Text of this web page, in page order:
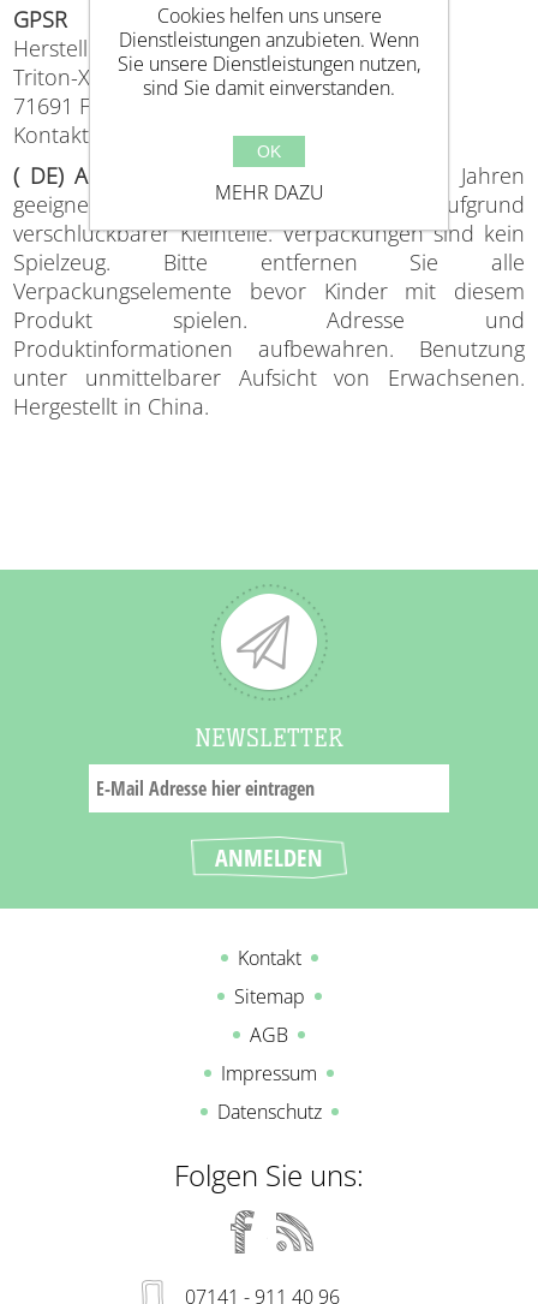
GPSR
Hersteller (EU verantwortlich)
Triton-X, Planckstr. 5,
71691 Freiberg
Kontakt: info@triton-x.de
( DE) Achtung
Nicht für Kinder unter drei Jahren
geeignet. Erstickungsgefahr aufgrund
verschluckbarer Kleinteile. Verpackungen sind kein
Spielzeug. Bitte entfernen Sie alle
Verpackungselemente bevor Kinder mit diesem
Produkt spielen. Adresse und
Produktinformationen aufbewahren. Benutzung
unter unmittelbarer Aufsicht von Erwachsenen.
Hergestellt in China.
NEWSLETTER
Kontakt
Sitemap
AGB
Impressum
Datenschutz
Folgen Sie uns:
07141 - 911 40 96
Cookies helfen uns unsere
Dienstleistungen anzubieten. Wenn
Sie unsere Dienstleistungen nutzen,
sind Sie damit einverstanden.
OK
MEHR DAZU